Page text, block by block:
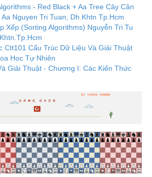
- Red Black + Aa Tree Cây Cân
Nguyen Tri Tuan, Dh.Khtn Tp.Hcm
Xếp (Sorting Algorithms) Nguyễn Tri Tu
Ctt101 Cấu Trúc Dữ Liệu Và Giải Thuật
Học Tự Nhiên
Giải Thuật - Chương I: Các Kiến Thức